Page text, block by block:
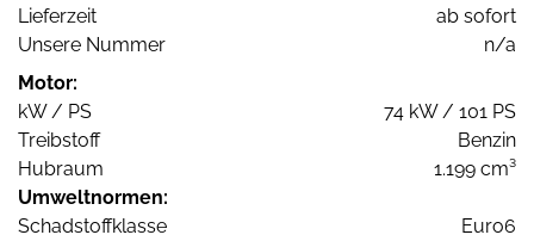
Lieferzeit
ab sofort
Unsere Nummer
n/a
Motor:
kW / PS
74 kW / 101 PS
Treibstoff
Benzin
Hubraum
1.199 cm³
Umweltnormen:
Schadstoffklasse
Euro6